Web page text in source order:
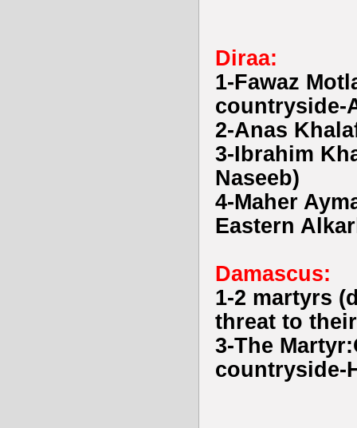
Diraa:
1-Fawaz
countryside-
2-Anas
3-Ibrahim
Naseeb)
4-Maher
Eastern
Damascus:
1-2 martyrs
threat to
3-The
countryside-